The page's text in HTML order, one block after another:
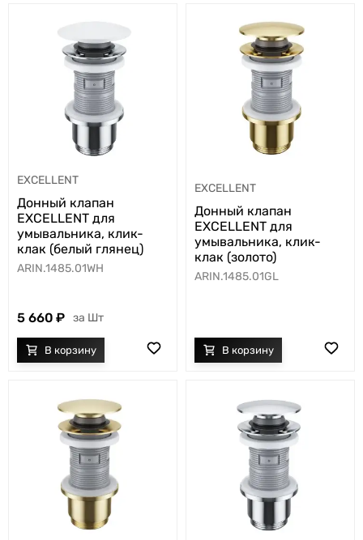
EXCELLENT
Донный клапан
EXCELLENT для
умывальника, клик-
клак (белый глянец)
ARIN.1485.01WH
5 660 Шт
EXCELLENT
Донный клапан
EXCELLENT для
умывальника, клик-
клак (золото)
ARIN.1485.01GL